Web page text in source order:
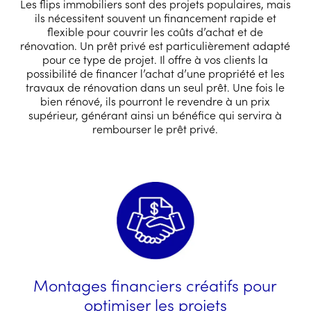
Les flips immobiliers sont des projets populaires, mais
ils nécessitent souvent un financement rapide et
flexible pour couvrir les coûts d’achat et de
rénovation. Un prêt privé est particulièrement adapté
pour ce type de projet. Il offre à vos clients la
possibilité de financer l’achat d’une propriété et les
travaux de rénovation dans un seul prêt. Une fois le
bien rénové, ils pourront le revendre à un prix
supérieur, générant ainsi un bénéfice qui servira à
rembourser le prêt privé.
Montages financiers créatifs pour
optimiser les projets